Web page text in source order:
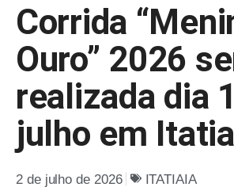
Corrida
Ouro” 2026
realizada dia
julho em
2 de julho de 2026 ITATIAIA